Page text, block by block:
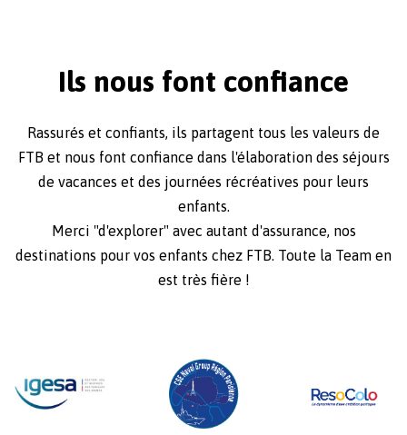
Ils nous font confiance
Rassurés et confiants, ils partagent tous les valeurs de
FTB et nous font confiance dans l'élaboration des séjours
de vacances et des journées récréatives pour leurs
enfants.
Merci "d'explorer" avec autant d'assurance, nos
destinations pour vos enfants chez FTB. Toute la Team en
est très fière !